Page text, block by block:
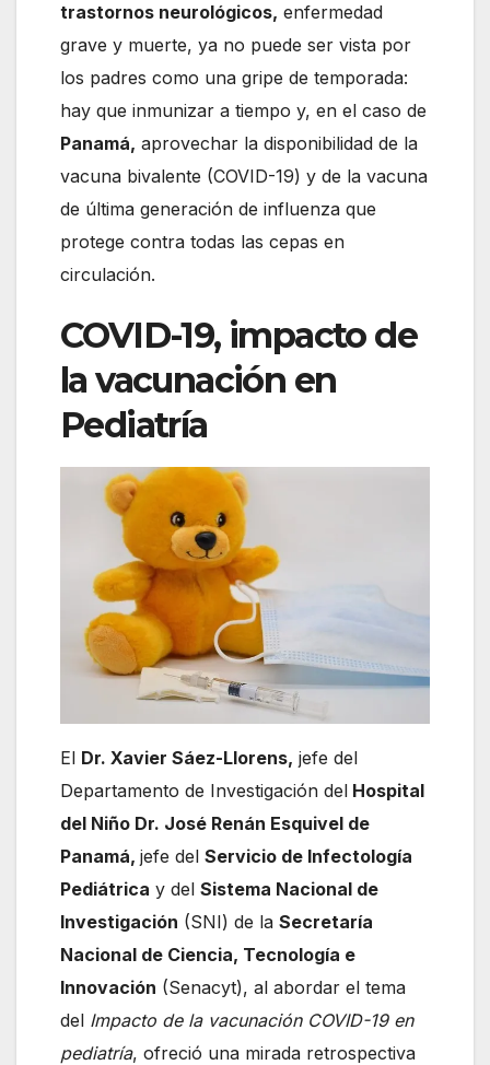
trastornos neurológicos, enfermedad
grave y muerte, ya no puede ser vista por
los padres como una gripe de temporada:
hay que inmunizar a tiempo y, en el caso de
Panamá, aprovechar la disponibilidad de la
vacuna bivalente (COVID-19) y de la vacuna
de última generación de influenza que
protege contra todas las cepas en
circulación.
COVID-19, impacto de
la vacunación en
Pediatría
El Dr. Xavier Sáez-Llorens, jefe del
Departamento de Investigación del Hospital
del Niño Dr. José Renán Esquivel de
Panamá, jefe del Servicio de Infectología
Pediátrica y del Sistema Nacional de
Investigación (SNI) de la Secretaría
Nacional de Ciencia, Tecnología e
Innovación (Senacyt), al abordar el tema
del Impacto de la vacunación COVID-19 en
pediatría, ofreció una mirada retrospectiva